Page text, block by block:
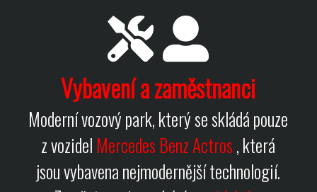
Vybavení a zaměstnanci
Moderní vozový park, který se skládá pouze
z vozidel Mercedes Benz Actros, která
jsou vybavena nejmodernější technologií.